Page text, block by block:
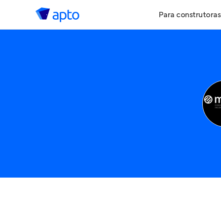
Para construtoras
Geração de
Maiores
Anunciar